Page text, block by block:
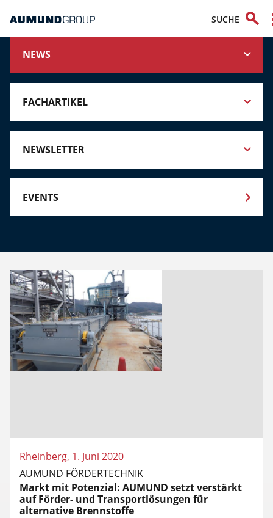
NEWS
FACHARTIKEL
NEWSLETTER
EVENTS
Rheinberg, 1. Juni 2020
AUMUND FÖRDERTECHNIK
Markt mit Potenzial: AUMUND setzt verstärkt
auf Förder- und Transportlösungen für
alternative Brennstoffe